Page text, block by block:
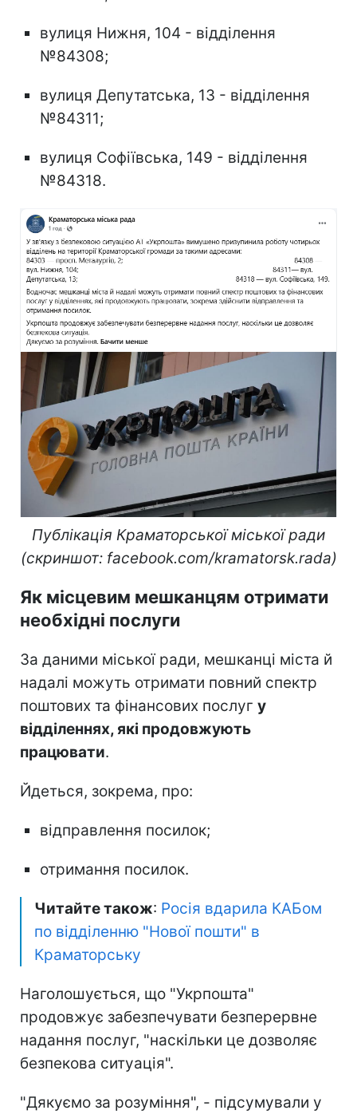
вулиця Нижня, 104 - відділення
№84308;
вулиця Депутатська, 13 - відділення
№84311;
вулиця Софіївська, 149 - відділення
№84318.
Публікація Краматорської міської ради
(скриншот: facebook.com/kramatorsk.rada)
Як місцевим мешканцям отримати
необхідні послуги
За даними міської ради, мешканці міста й
надалі можуть отримати повний спектр
поштових та фінансових послуг у
відділеннях, які продовжують
працювати.
Йдеться, зокрема, про:
відправлення посилок;
отримання посилок.
Читайте також: Росія вдарила КАБом
по відділенню "Нової пошти" в
Краматорську
Наголошується, що "Укрпошта"
продовжує забезпечувати безперервне
надання послуг, "наскільки це дозволяє
безпекова ситуація".
"Дякуємо за розуміння", - підсумували у